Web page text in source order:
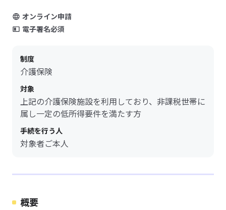
オンライン申請
電子署名必須
制度
介護保険
対象
上記の介護保険施設を利用しており、非課税世帯に
属し一定の低所得要件を満たす方
手続を行う人
対象者ご本人
概要